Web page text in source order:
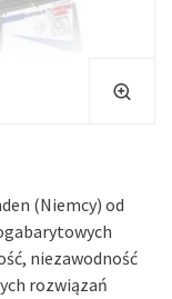
(Niemcy) od
niezawodność
rozwiązań